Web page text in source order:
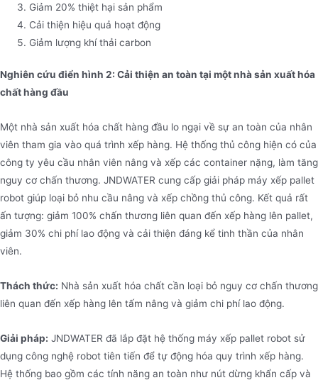
Giảm 20% thiệt hại sản phẩm
Cải thiện hiệu quả hoạt động
Giảm lượng khí thải carbon
Nghiên cứu điển hình 2: Cải thiện an toàn tại một nhà sản xuất hóa
chất hàng đầu
Một nhà sản xuất hóa chất hàng đầu lo ngại về sự an toàn của nhân
viên tham gia vào quá trình xếp hàng. Hệ thống thủ công hiện có của
công ty yêu cầu nhân viên nâng và xếp các container nặng, làm tăng
nguy cơ chấn thương. JNDWATER cung cấp giải pháp máy xếp pallet
robot giúp loại bỏ nhu cầu nâng và xếp chồng thủ công. Kết quả rất
ấn tượng: giảm 100% chấn thương liên quan đến xếp hàng lên pallet,
giảm 30% chi phí lao động và cải thiện đáng kể tinh thần của nhân
viên.
Thách thức: Nhà sản xuất hóa chất cần loại bỏ nguy cơ chấn thương
liên quan đến xếp hàng lên tấm nâng và giảm chi phí lao động.
Giải pháp: JNDWATER đã lắp đặt hệ thống máy xếp pallet robot sử
dụng công nghệ robot tiên tiến để tự động hóa quy trình xếp hàng.
Hệ thống bao gồm các tính năng an toàn như nút dừng khẩn cấp và